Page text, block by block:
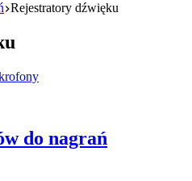
Rejestratory dźwięku
do nagrań